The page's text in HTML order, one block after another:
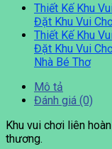
Thiết Kế Khu
Đặt Khu Vui
Thiết Kế Khu
Đặt Khu Vui
Nhà Bé Thơ
Mô tả
Đánh giá (0)
Khu vui chơi liên
thương.